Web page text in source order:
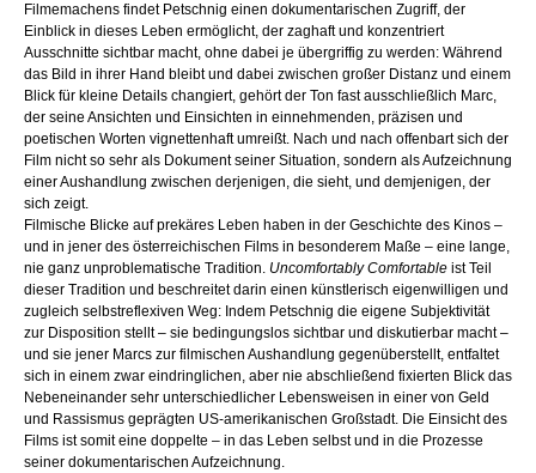
Filmemachens findet Petschnig einen dokumentarischen Zugriff, der
Einblick in dieses Leben ermöglicht, der zaghaft und konzentriert
Ausschnitte sichtbar macht, ohne dabei je übergriffig zu werden: Während
das Bild in ihrer Hand bleibt und dabei zwischen großer Distanz und einem
Blick für kleine Details changiert, gehört der Ton fast ausschließlich Marc,
der seine Ansichten und Einsichten in einnehmenden, präzisen und
poetischen Worten vignettenhaft umreißt. Nach und nach offenbart sich der
Film nicht so sehr als Dokument seiner Situation, sondern als Aufzeichnung
einer Aushandlung zwischen derjenigen, die sieht, und demjenigen, der
sich zeigt.
Filmische Blicke auf prekäres Leben haben in der Geschichte des Kinos –
und in jener des österreichischen Films in besonderem Maße – eine lange,
nie ganz unproblematische Tradition. Uncomfortably Comfortable ist Teil
dieser Tradition und beschreitet darin einen künstlerisch eigenwilligen und
zugleich selbstreflexiven Weg: Indem Petschnig die eigene Subjektivität
zur Disposition stellt – sie bedingungslos sichtbar und diskutierbar macht –
und sie jener Marcs zur filmischen Aushandlung gegenüberstellt, entfaltet
sich in einem zwar eindringlichen, aber nie abschließend fixierten Blick das
Nebeneinander sehr unterschiedlicher Lebensweisen in einer von Geld
und Rassismus geprägten US-amerikanischen Großstadt. Die Einsicht des
Films ist somit eine doppelte – in das Leben selbst und in die Prozesse
seiner dokumentarischen Aufzeichnung.